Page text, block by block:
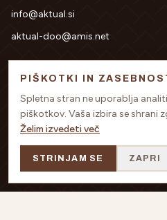
info@aktual.si
aktual-doo@amis.net
PODATKI O PODJETJU
DŠT:SI64342719
MŠT:5438497
Nova kreditna banka Maribor
Sodni register:10302800 OS
PIŠKOTKI IN
Spletna stran ne uporablja
piškotkov. Vaša izbira se shrani
Želim izvedeti več
STRINJAM SE ZAPRI